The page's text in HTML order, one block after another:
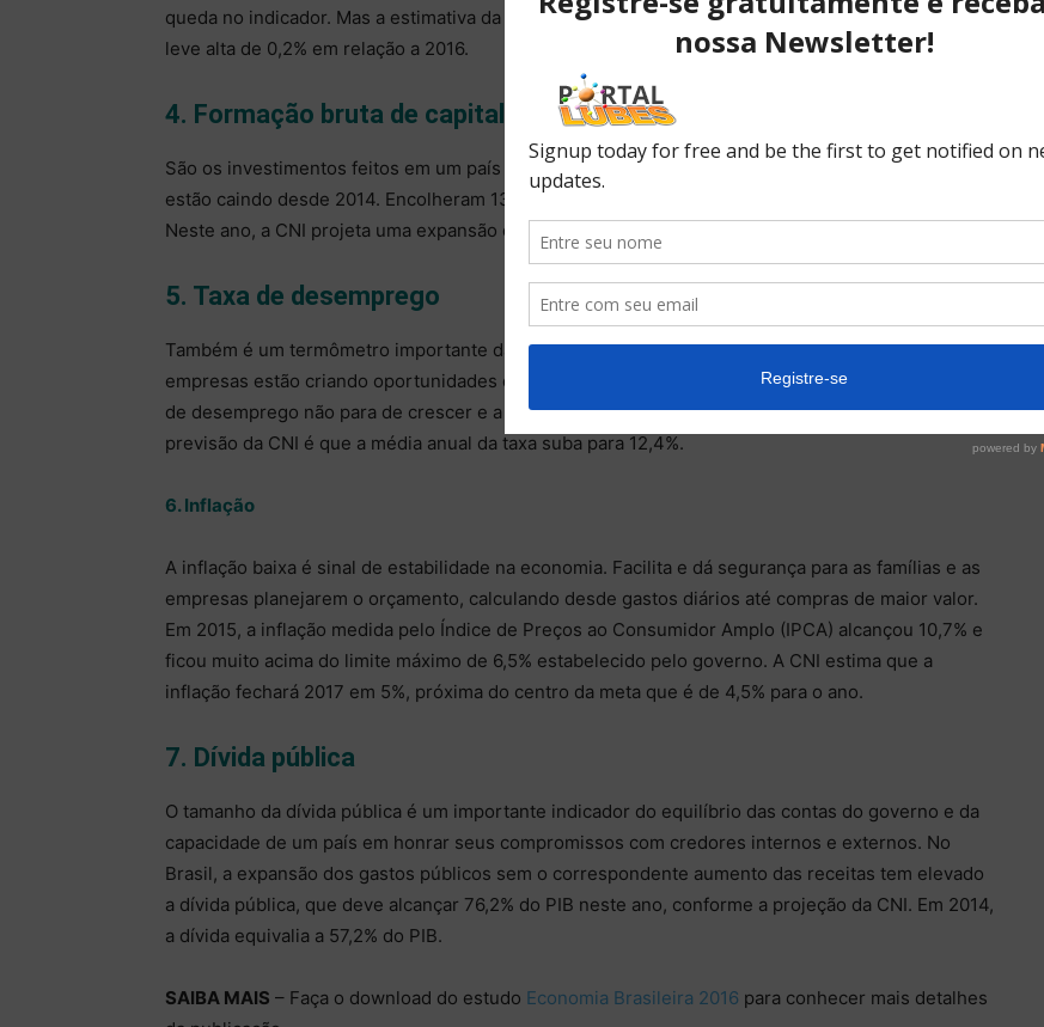
queda no indicador. Mas a estimativa da CNI é que o consumo pare de cair em 2017 e tenha uma
leve alta de 0,2% em relação a 2016.
4. Formação bruta de capital fixo
São os investimentos feitos em um país em determinado período. No Brasil, os investimentos
estão caindo desde 2014. Encolheram 13,9% em 2015 e devem ter uma queda de 11,2% em 2016.
Neste ano, a CNI projeta uma expansão de 2,3% frente a 2016.
5. Taxa de desemprego
Também é um termômetro importante da economia. Uma taxa de desemprego baixa indica que as
empresas estão criando oportunidades de trabalho e de renda para as pessoas. No Brasil, a taxa
de desemprego não para de crescer e a média anual alcançou 11,2% em 2016. Para este ano, a
previsão da CNI é que a média anual da taxa suba para 12,4%.
6. Inflação
A inflação baixa é sinal de estabilidade na economia. Facilita e dá segurança para as famílias e as
empresas planejarem o orçamento, calculando desde gastos diários até compras de maior valor.
Em 2015, a inflação medida pelo Índice de Preços ao Consumidor Amplo (IPCA) alcançou 10,7% e
ficou muito acima do limite máximo de 6,5% estabelecido pelo governo. A CNI estima que a
inflação fechará 2017 em 5%, próxima do centro da meta que é de 4,5% para o ano.
7. Dívida pública
O tamanho da dívida pública é um importante indicador do equilíbrio das contas do governo e da
capacidade de um país em honrar seus compromissos com credores internos e externos. No
Brasil, a expansão dos gastos públicos sem o correspondente aumento das receitas tem elevado
a dívida pública, que deve alcançar 76,2% do PIB neste ano, conforme a projeção da CNI. Em 2014,
a dívida equivalia a 57,2% do PIB.
SAIBA MAIS – Faça o download do estudo Economia Brasileira 2016 para conhecer mais detalhes